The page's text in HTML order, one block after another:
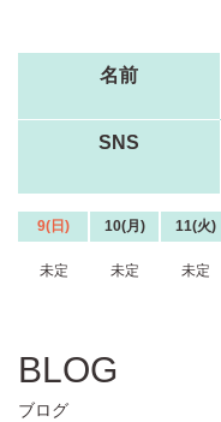
名前
SNS
9(日) 10(月) 11(火)
未定 未定 未定
BLOG
ブログ